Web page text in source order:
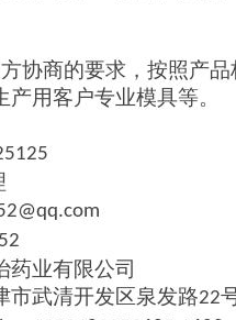
协商的要求，按照产
用客户专业模具等。
药业有限公司
市武清开发区泉发路22